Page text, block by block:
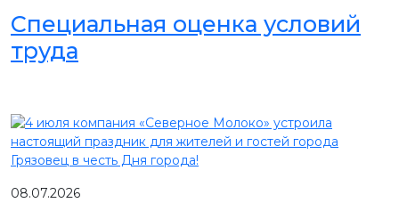
Специальная оценка условий
труда
08.07.2026